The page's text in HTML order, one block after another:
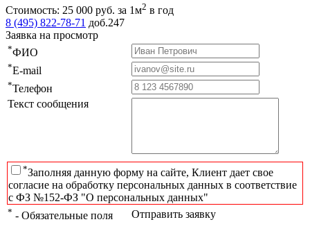
Стоимость: 25 000 руб. за 1м2 в год
8 (495) 822-78-71 доб.247
Заявка на просмотр
*ФИО
*E-mail
*Телефон
Текст сообщения
*Заполняя данную форму на сайте, Клиент дает свое
согласие на обработку персональных данных в соответствие
с ФЗ №152-ФЗ "О персональных данных"
* - Обязательные поля Отправить заявку